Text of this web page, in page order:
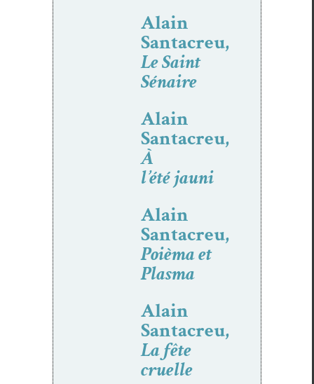
Alain
Santacreu,
Le Saint
Sénaire
Alain
Santacreu,
À
l’été jauni
Alain
Santacreu,
Poièma et
Plasma
Alain
Santacreu,
La fête
cruelle